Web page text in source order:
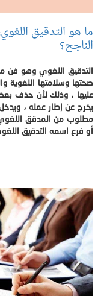
ما هو التدقيق
الناجح؟
التدقيق اللغوي وهو فن
صحتها وسلامتها اللغوية
عليها ، وذلك لأن حذف
يخرج عن إطار عمله ،
مطلوب من المدقق
أو فرع اسمه التدقيق